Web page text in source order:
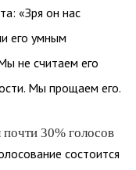
«Зря он нас
его умным
не считаем его
Мы прощаем его.
30% голосов
состоится